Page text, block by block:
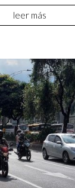
leer más